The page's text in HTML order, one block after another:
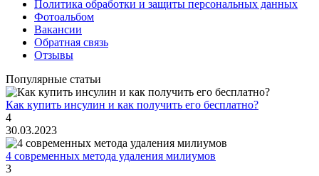
Политика обработки и защиты персональных данных
Фотоальбом
Вакансии
Обратная связь
Отзывы
Популярные статьи
Как купить инсулин и как получить его бесплатно?
4
30.03.2023
4 современных метода удаления милиумов
3